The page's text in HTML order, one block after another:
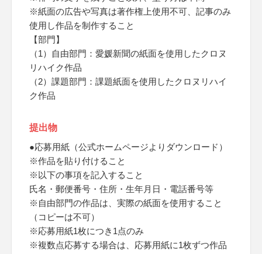
※紙面の広告や写真は著作権上使用不可、記事のみ
使用し作品を制作すること
【部門】
（1）自由部門：愛媛新聞の紙面を使用したクロヌ
リハイク作品
（2）課題部門：課題紙面を使用したクロヌリハイ
ク作品
提出物
●応募用紙（公式ホームページよりダウンロード）
※作品を貼り付けること
※以下の事項を記入すること
氏名・郵便番号・住所・生年月日・電話番号等
※自由部門の作品は、実際の紙面を使用すること
（コピーは不可）
※応募用紙1枚につき1点のみ
※複数点応募する場合は、応募用紙に1枚ずつ作品